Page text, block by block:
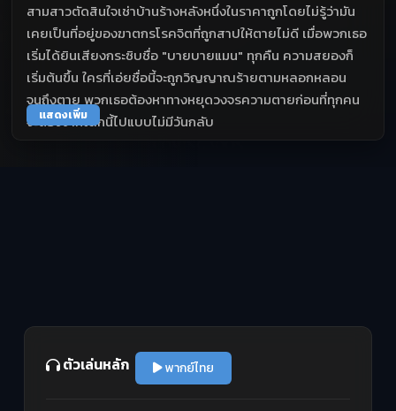
สามสาวตัดสินใจเช่าบ้านร้างหลังหนึ่งในราคาถูกโดยไม่รู้ว่ามัน
เคยเป็นที่อยู่ของฆาตกรโรคจิตที่ถูกสาปให้ตายไม่ดี เมื่อพวกเธอ
เริ่มได้ยินเสียงกระซิบชื่อ "บายบายแมน" ทุกคืน ความสยองก็
เริ่มต้นขึ้น ใครที่เอ่ยชื่อนี้จะถูกวิญญาณร้ายตามหลอกหลอน
จนถึงตาย พวกเธอต้องหาทางหยุดวงจรความตายก่อนที่ทุกคน
จะต้องจากโลกนี้ไปแบบไม่มีวันกลับ
แสดงเพิ่ม
ตัวเล่นหลัก พากย์ไทย